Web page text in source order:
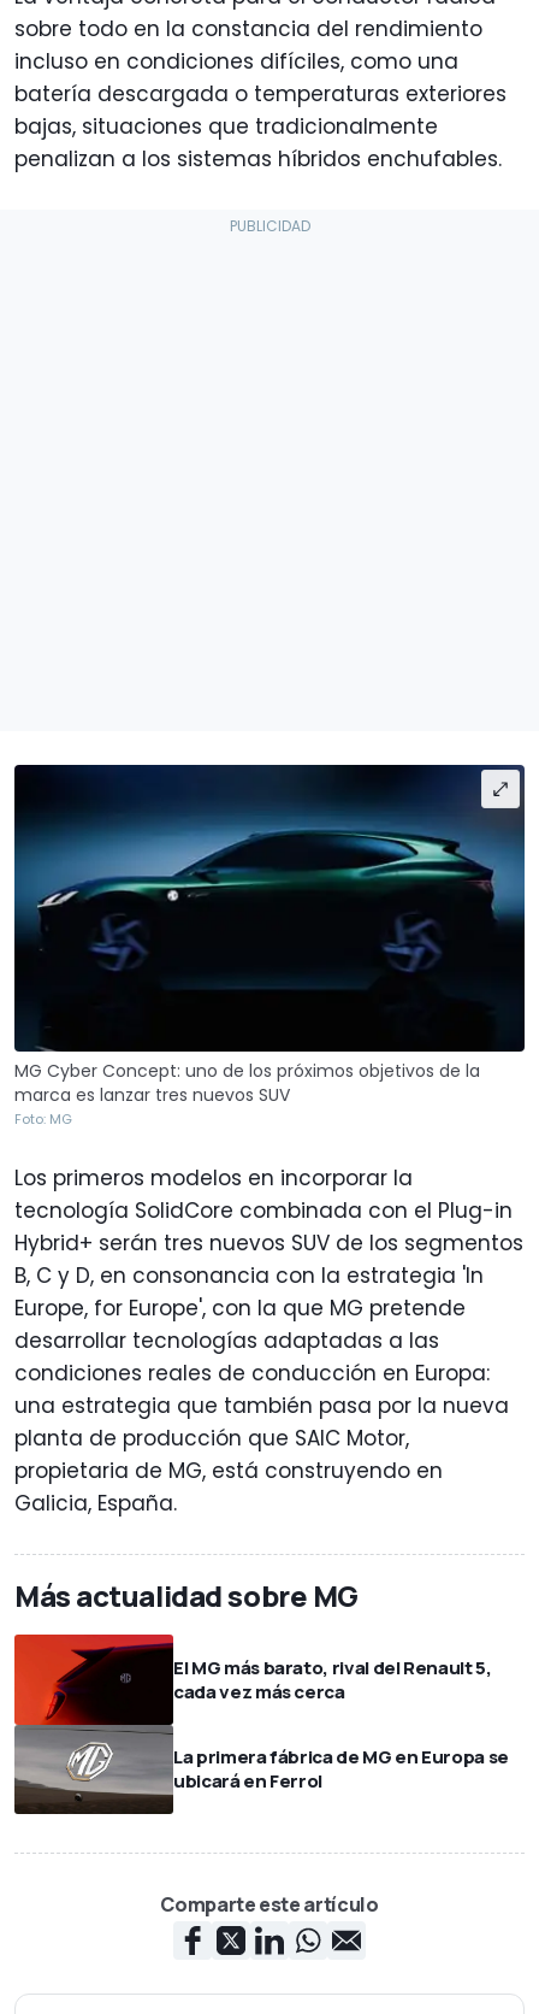
sobre todo en la constancia del rendimiento
incluso en condiciones difíciles, como una
batería descargada o temperaturas exteriores
bajas, situaciones que tradicionalmente
penalizan a los sistemas híbridos enchufables.
MG Cyber Concept: uno de los próximos objetivos de la
marca es lanzar tres nuevos SUV
Foto: MG
Los primeros modelos en incorporar la
tecnología SolidCore combinada con el Plug-in
Hybrid+ serán tres nuevos SUV de los segmentos
B, C y D, en consonancia con la estrategia 'In
Europe, for Europe', con la que MG pretende
desarrollar tecnologías adaptadas a las
condiciones reales de conducción en Europa:
una estrategia que también pasa por la nueva
planta de producción que SAIC Motor,
propietaria de MG, está construyendo en
Galicia, España.
Más actualidad sobre MG
El MG más barato, rival del Renault 5,
cada vez más cerca
La primera fábrica de MG en Europa se
ubicará en Ferrol
Comparte este artículo